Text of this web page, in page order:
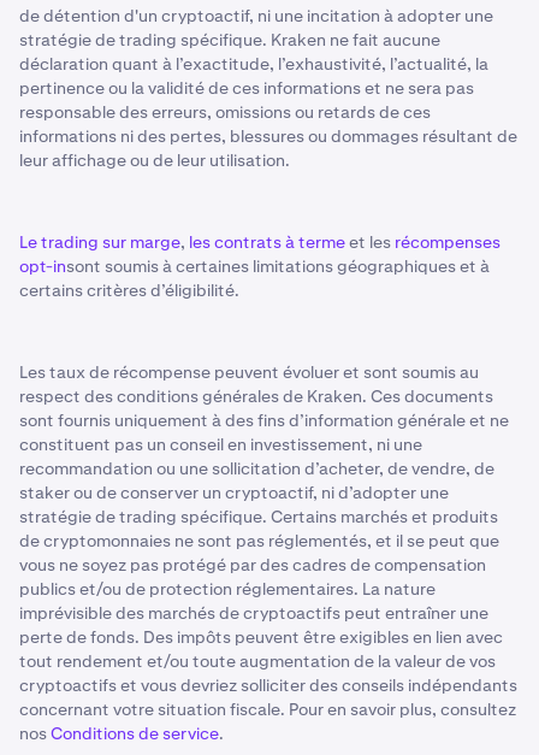
de détention d'un cryptoactif, ni une incitation à adopter une
stratégie de trading spécifique. Kraken ne fait aucune
déclaration quant à l’exactitude, l’exhaustivité, l’actualité, la
pertinence ou la validité de ces informations et ne sera pas
responsable des erreurs, omissions ou retards de ces
informations ni des pertes, blessures ou dommages résultant de
leur affichage ou de leur utilisation.
Le trading sur marge, les contrats à termeet les récompenses
opt-insont soumis à certaines limitations géographiques et à
certains critères d’éligibilité.
Les taux de récompense peuvent évoluer et sont soumis au
respect des conditions générales de Kraken. Ces documents
sont fournis uniquement à des fins d’information générale et ne
constituent pas un conseil en investissement, ni une
recommandation ou une sollicitation d’acheter, de vendre, de
staker ou de conserver un cryptoactif, ni d’adopter une
stratégie de trading spécifique. Certains marchés et produits
de cryptomonnaies ne sont pas réglementés, et il se peut que
vous ne soyez pas protégé par des cadres de compensation
publics et/ou de protection réglementaires. La nature
imprévisible des marchés de cryptoactifs peut entraîner une
perte de fonds. Des impôts peuvent être exigibles en lien avec
tout rendement et/ou toute augmentation de la valeur de vos
cryptoactifs et vous devriez solliciter des conseils indépendants
concernant votre situation fiscale. Pour en savoir plus, consultez
nosConditions de service.